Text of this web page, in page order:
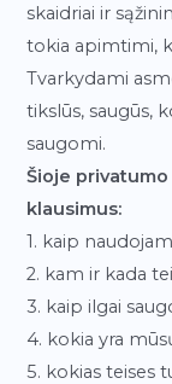
skaidriai ir
tokia apimtimi,
Tvarkydami
tikslūs, saugūs,
saugomi.
Šioje
klausimus:
1. kaip
2. kam ir kada
3. kaip ilgai
4. kokia yra
5. kokias teises